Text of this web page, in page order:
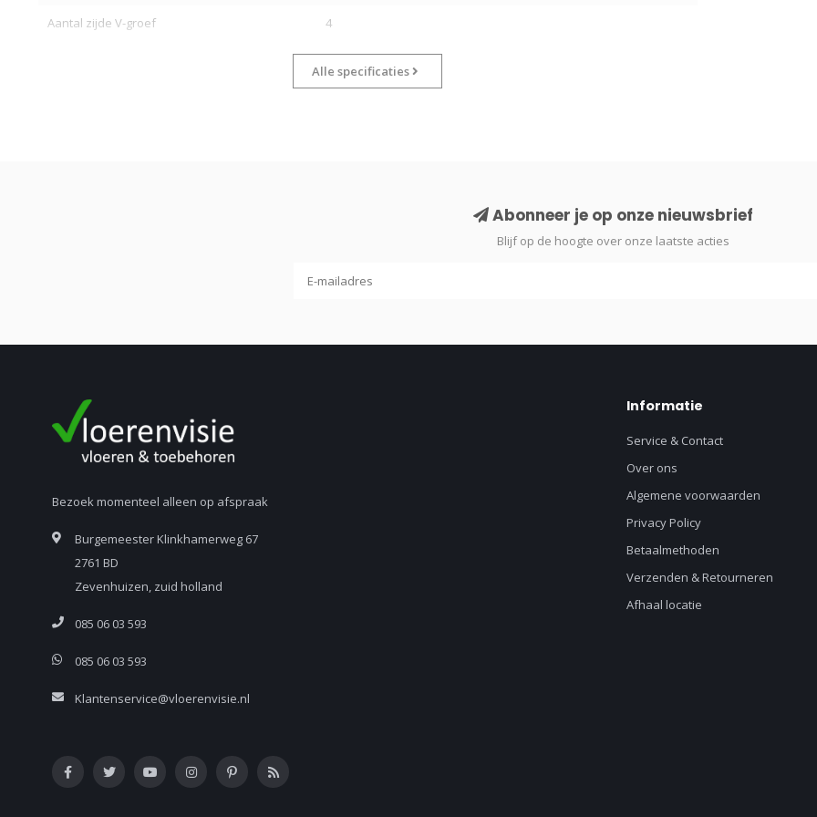
Aantal zijde V-groef 4
Alle specificaties
Abonneer je op onze nieuwsbrief
Blijf op de hoogte over onze laatste acties
Bezoek momenteel alleen op afspraak
Burgemeester Klinkhamerweg 67
2761 BD
Zevenhuizen, zuid holland
085 06 03 593
085 06 03 593
Klantenservice@vloerenvisie.nl
Informatie
Service & Contact
Over ons
Algemene voorwaarden
Privacy Policy
Betaalmethoden
Verzenden & Retourneren
Afhaal locatie